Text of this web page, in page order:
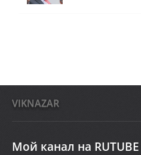
VIKNAZAR
Мой канал на RUTUBE